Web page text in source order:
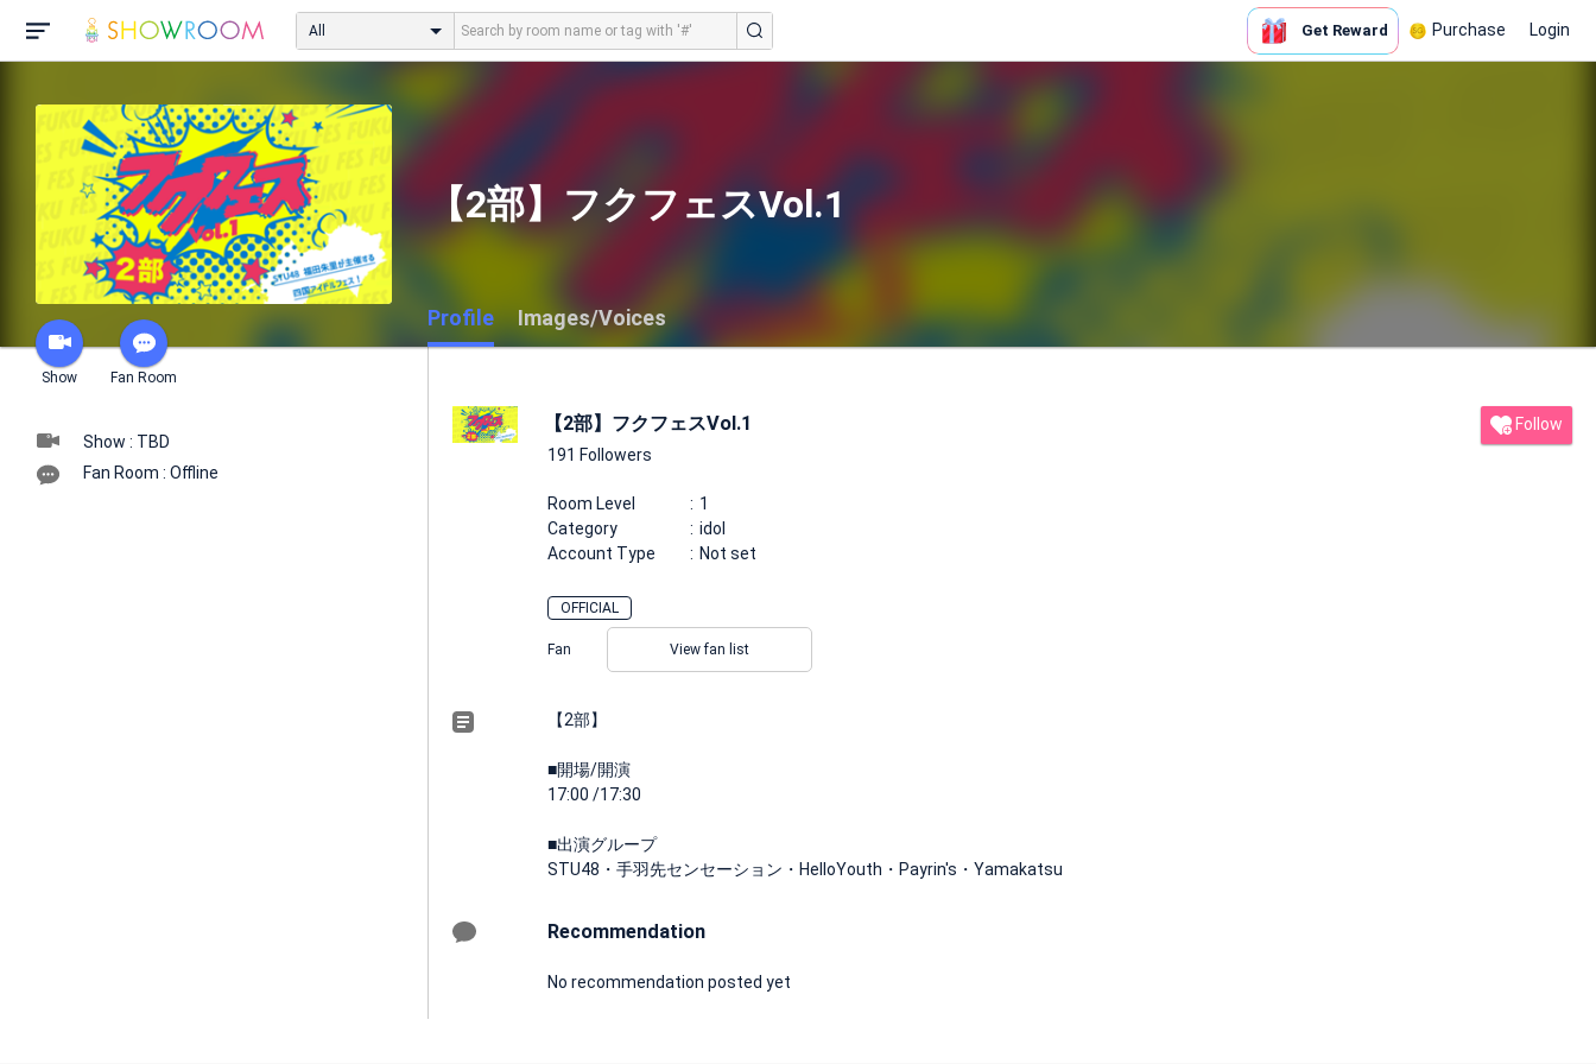
All Get Reward Purchase Login
Show Fan Room
【2部】フクフェスVol.1
Profile Images/Voices
Show : TBD
Fan Room : Offline
【2部】フクフェスVol.1
191 Followers
Follow
Room Level
1
Category
idol
Account Type
Not set
OFFICIAL
Fan View fan list
【2部】
■開場/開演
17:00 /17:30
■出演グループ
STU48・手羽先センセーション・HelloYouth・Payrin's・Yamakatsu
Recommendation
No recommendation posted yet